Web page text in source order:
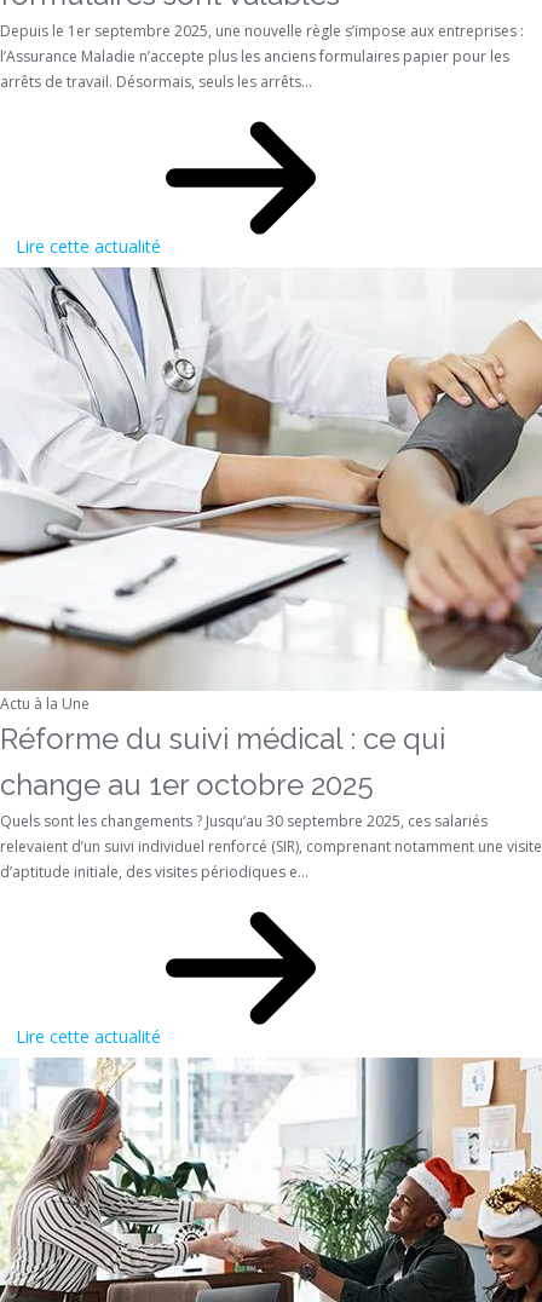
Depuis le 1er septembre 2025, une nouvelle règle s’impose aux entreprises :
l’Assurance Maladie n’accepte plus les anciens formulaires papier pour les
arrêts de travail. Désormais, seuls les arrêts...
Lire cette actualité
Actu à la Une
Réforme du suivi médical : ce qui
change au 1er octobre 2025
Quels sont les changements ? Jusqu’au 30 septembre 2025, ces salariés
relevaient d’un suivi individuel renforcé (SIR), comprenant notamment une visite
d’aptitude initiale, des visites périodiques e...
Lire cette actualité